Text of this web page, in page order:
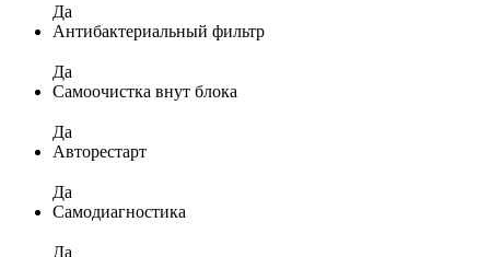
Да
Антибактериальный фильтр
Да
Самоочистка внут блока
Да
Авторестарт
Да
Самодиагностика
Да